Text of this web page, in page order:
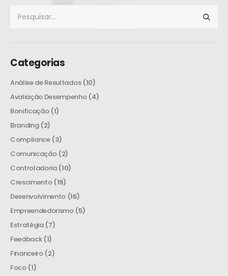
Categorias
Análise de Resultados(10)
Avaliação Desempenho(4)
Bonificação(1)
Branding(2)
Compliance(3)
Comunicação(2)
Controladoria(10)
Crescimento(19)
Desenvolvimento (16)
Empreendedorismo(5)
Estratégia(7)
Feedback(1)
Financeiro(2)
Foco(1)